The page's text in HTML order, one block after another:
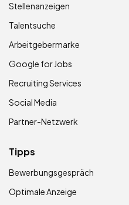
Stellenanzeigen
Talentsuche
Arbeitgebermarke
Google for Jobs
Recruiting Services
Social Media
Partner-Netzwerk
Tipps
Bewerbungsgespräch
Optimale Anzeige